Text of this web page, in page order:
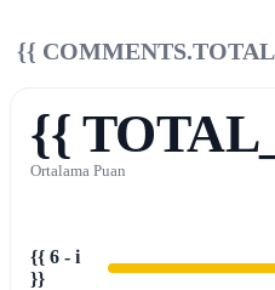
{{
{{
Ortalama Puan
{{ 6 - i
}}